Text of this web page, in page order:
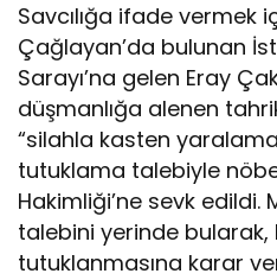
Savcılığa ifade vermek
Çağlayan’da bulunan
Sarayı’na gelen Eray
düşmanlığa alenen
“silahla kasten
tutuklama talebiyle
Hakimliği’ne sevk edildi.
talebini yerinde bularak,
tutuklanmasına karar